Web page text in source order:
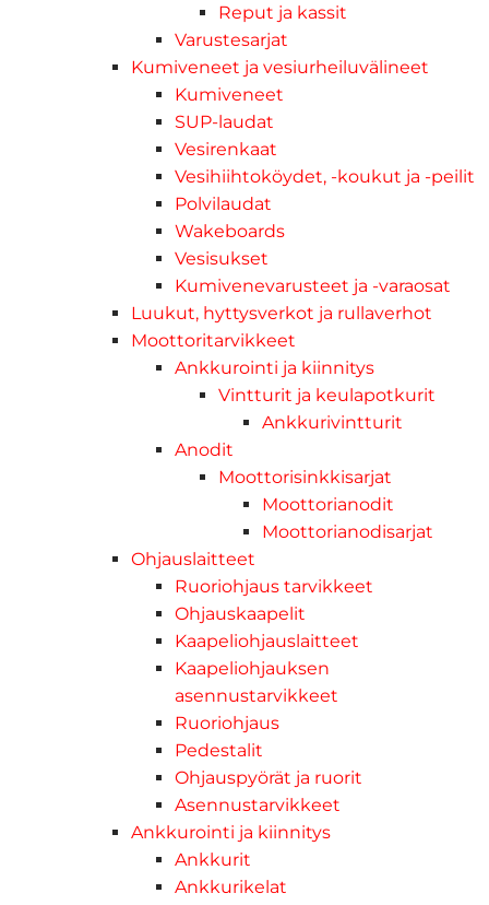
Reput ja kassit
Varustesarjat
Kumiveneet ja vesiurheiluvälineet
Kumiveneet
SUP-laudat
Vesirenkaat
Vesihiihtoköydet, -koukut ja -peilit
Polvilaudat
Wakeboards
Vesisukset
Kumivenevarusteet ja -varaosat
Luukut, hyttysverkot ja rullaverhot
Moottoritarvikkeet
Ankkurointi ja kiinnitys
Vintturit ja keulapotkurit
Ankkurivintturit
Anodit
Moottorisinkkisarjat
Moottorianodit
Moottorianodisarjat
Ohjauslaitteet
Ruoriohjaus tarvikkeet
Ohjauskaapelit
Kaapeliohjauslaitteet
Kaapeliohjauksen
asennustarvikkeet
Ruoriohjaus
Pedestalit
Ohjauspyörät ja ruorit
Asennustarvikkeet
Ankkurointi ja kiinnitys
Ankkurit
Ankkurikelat